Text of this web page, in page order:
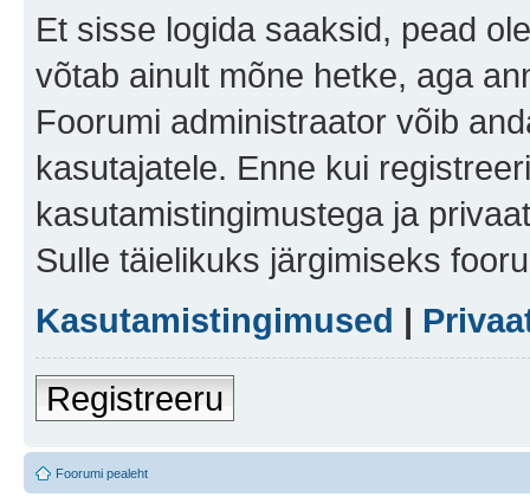
Et sisse logida saaksid, pead
võtab ainult mõne hetke, aga
Foorumi administraator võib
kasutajatele. Enne kui
kasutamistingimustega ja
Sulle täielikuks järgimiseks
Kasutamistingimused |
Registreeru
Foorumi pealeht